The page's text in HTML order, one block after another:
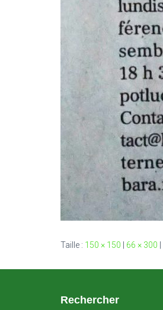
Taille : 150 × 150 66 × 300
Rechercher